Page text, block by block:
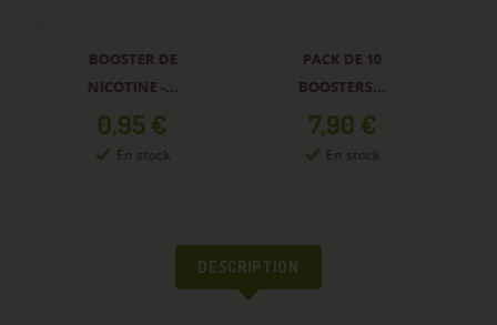
BOOSTER DE
NICOTINE -...
Prix
0,95 €
En stock
PACK DE 10
BOOSTERS...
Prix
7,90 €
En stock
DESCRIPTION